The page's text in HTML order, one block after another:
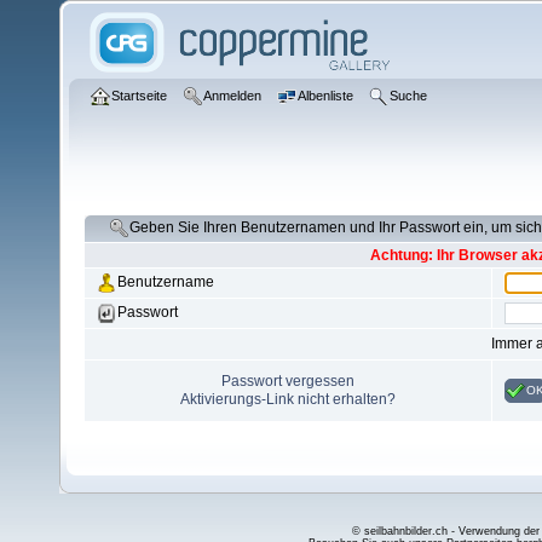
Startseite Anmelden Albenliste Suche
Geben Sie Ihren Benutzernamen und Ihr Passwort ein, um
Achtung: Ihr Browser
Benutzername
Passwort
Immer
Passwort vergessen
Aktivierungs-Link nicht erhalten?
© seilbahnbilder.ch - Verwendung